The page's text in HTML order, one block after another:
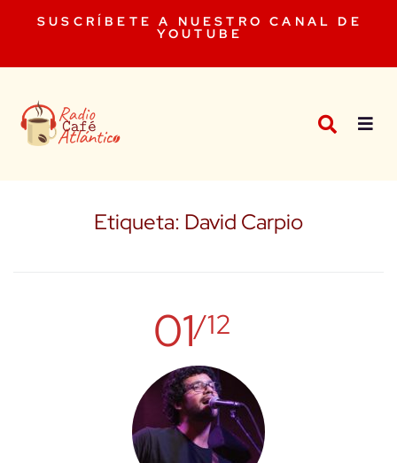
SUSCRÍBETE A NUESTRO CANAL DE
YOUTUBE
Etiqueta: David Carpio
01/12